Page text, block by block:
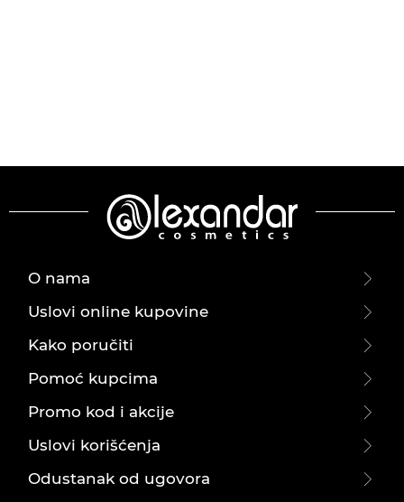
O nama
Uslovi online kupovine
Kako poručiti
Pomoć kupcima
Promo kod i akcije
Uslovi korišćenja
Odustanak od ugovora